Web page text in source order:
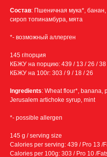
Состав: Пшеничная мука*, банан,
сироп топинамбура, мята
*- возможный аллерген
145 г/порция
КБЖУ на порцию: 439 / 13 / 26 / 38
КБЖУ на 100г: 303 / 9 / 18 / 26
Ingredients: Wheat flour*, banana,
Jerusalem artichoke syrup, mint
*- possible allergen
145 g / serving size
Calories per serving: 439 / Pro 13 /
Calories per 100g: 303 / Pro 10 /